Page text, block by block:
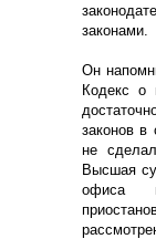
законами.
Он
Кодекс о
законов в
не
Высшая
офиса